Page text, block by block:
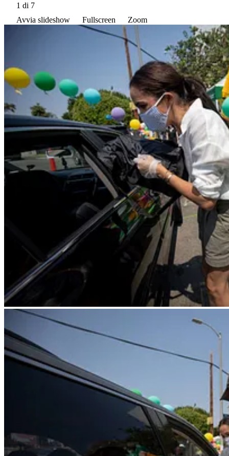
1 di 7
Avvia slideshow
Fullscreen Zoom